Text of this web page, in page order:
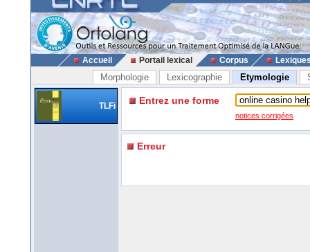
Accueil Portail lexical Corpus
Morphologie Lexicographie Etymologie
TLFi Entrez une forme
notices corrigées
Erreur